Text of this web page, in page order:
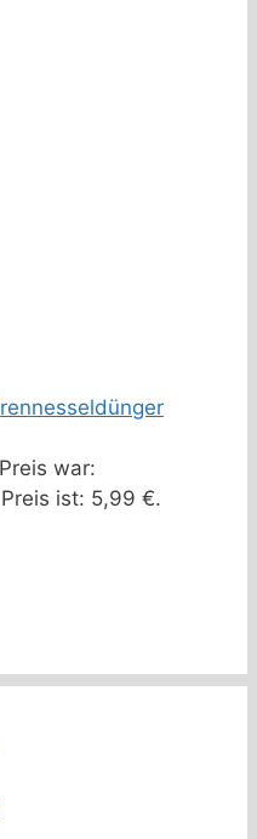
war:
ist: 5,99 €.